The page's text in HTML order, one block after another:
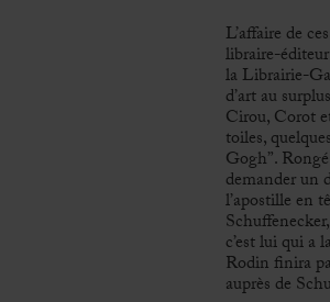
L’affaire de
libraire-
la Librairie-
d’art au
Cirou, Corot
toiles,
Gogh”.
demander un
l’apostille en
c’est lui qui a
Rodin finira
auprès de